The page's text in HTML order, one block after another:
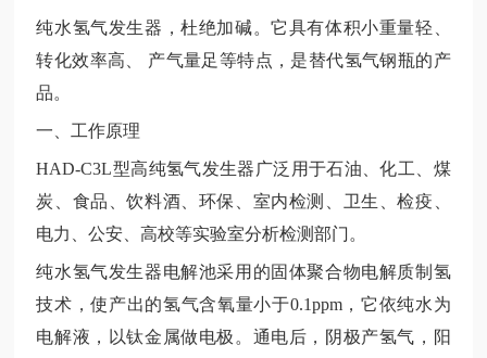
纯水氢气发生器，杜绝加碱。它具有体积小重量轻、
转化效率高、
产气量足等特点，是替代氢气钢瓶的产
品。
一、工作原理
HAD-C3L型高纯氢气发生器广泛用于石油、化工、煤
炭、食品、饮料酒、环保、室内检测、卫生、检疫、
电力、公安、高校等实验室分析检测部门。
纯水氢气发生器电解池采用的固体聚合物电解质制氢
技术，使产出的氢气含氧量小于0.1ppm，它依纯水为
电解液，以钛金属做电极。通电后，阴极产氢气，阳